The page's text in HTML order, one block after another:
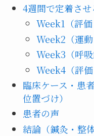
4週間で定着させ
Week1（評価
Week2（運動
Week3（呼吸
Week4（評価
臨床ケース・患
位置づけ）
患者の声
結論（鍼灸・整